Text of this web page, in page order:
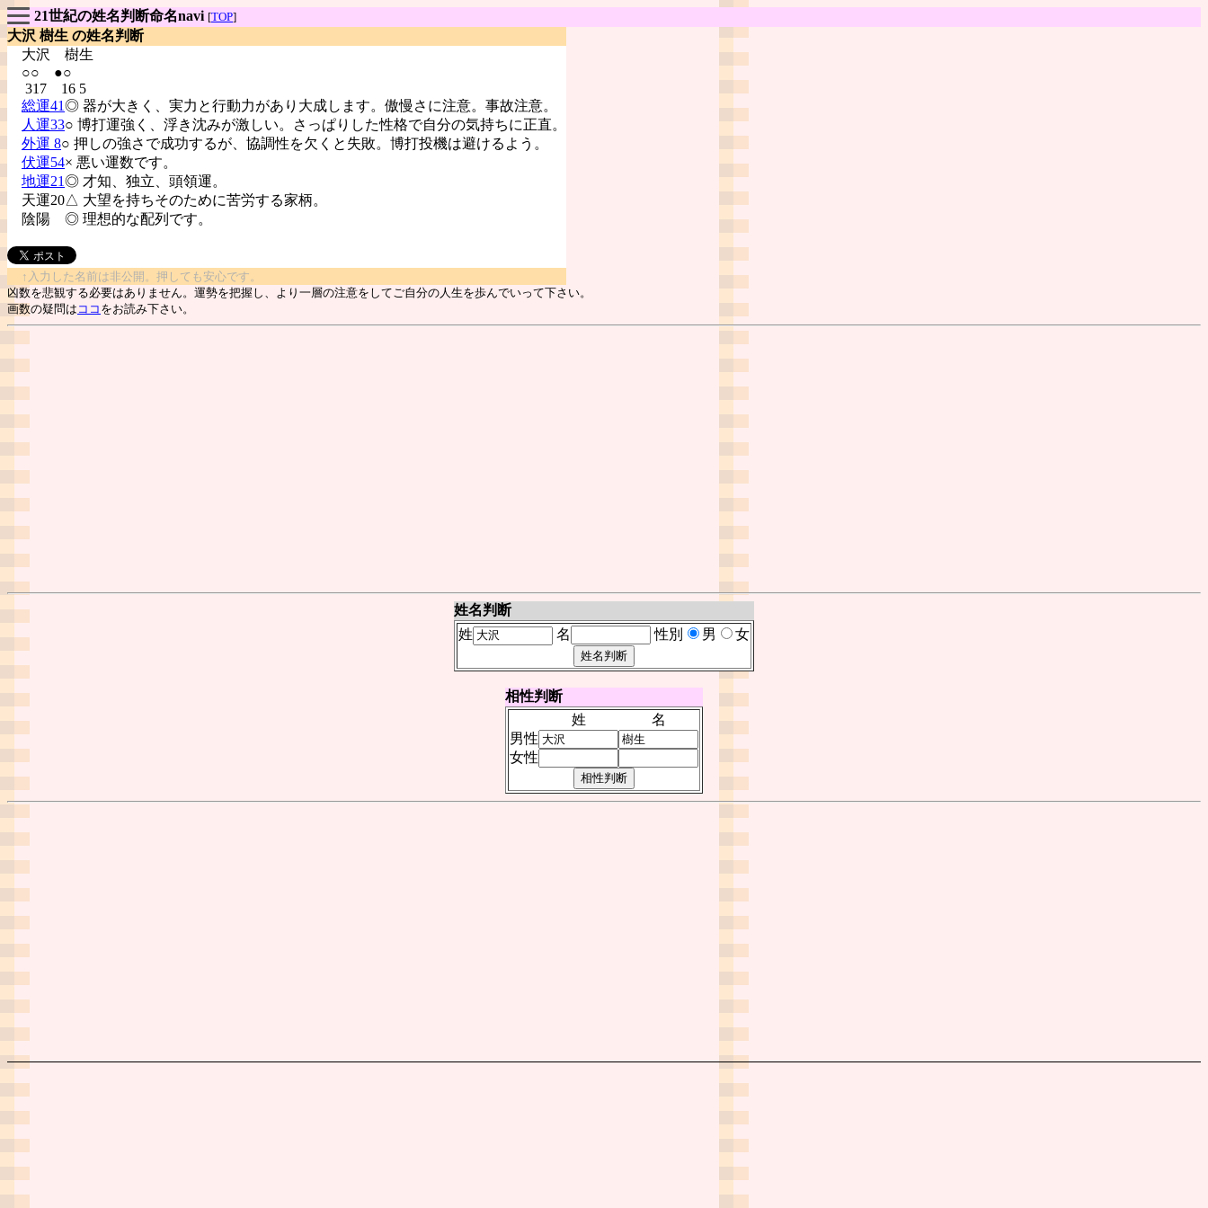
21世紀の姓名判断命名navi [TOP]
大沢 樹生 の姓名判断
大沢 樹生
○○ ●○
317 16 5
総運41◎ 器が大きく、実力と行動力があり大成します。傲慢さに注意。事故注意。
人運33○ 博打運強く、浮き沈みが激しい。さっぱりした性格で自分の気持ちに正直。
外運 8○ 押しの強さで成功するが、協調性を欠くと失敗。博打投機は避けるよう。
伏運54× 悪い運数です。
地運21◎ 才知、独立、頭領運。
天運20△ 大望を持ちそのために苦労する家柄。
陰陽 ◎ 理想的な配列です。
↑入力した名前は非公開。押しても安心です。
凶数を悲観する必要はありません。運勢を把握し、より一層の注意をしてご自分の人生を歩んでいって下さい。
画数の疑問は ココ をお読み下さい。
姓名判断
姓
名 性別 男 女
相性判断
姓
名
男性
女性